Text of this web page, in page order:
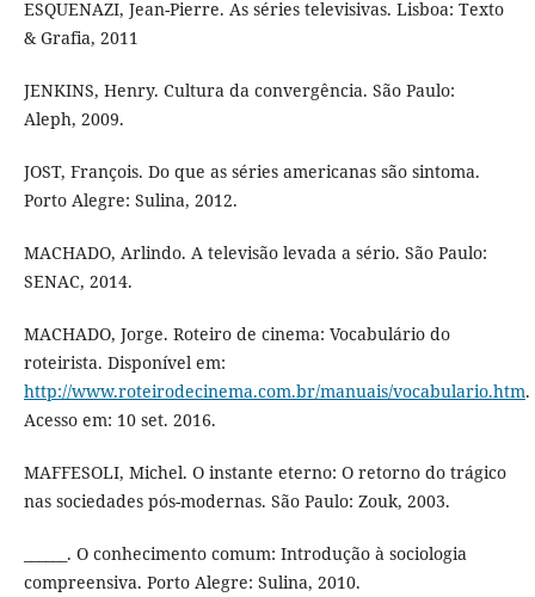
ESQUENAZI, Jean-Pierre. As séries televisivas. Lisboa: Texto
& Grafia, 2011
JENKINS, Henry. Cultura da convergência. São Paulo:
Aleph, 2009.
JOST, François. Do que as séries americanas são sintoma.
Porto Alegre: Sulina, 2012.
MACHADO, Arlindo. A televisão levada a sério. São Paulo:
SENAC, 2014.
MACHADO, Jorge. Roteiro de cinema: Vocabulário do
roteirista. Disponível em:
http://www.roteirodecinema.com.br/manuais/vocabulario.htm.
Acesso em: 10 set. 2016.
MAFFESOLI, Michel. O instante eterno: O retorno do trágico
nas sociedades pós-modernas. São Paulo: Zouk, 2003.
______. O conhecimento comum: Introdução à sociologia
compreensiva. Porto Alegre: Sulina, 2010.